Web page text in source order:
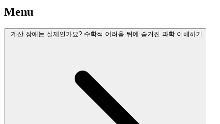
Menu
계산 장애는 실제인가요? 수학적 어려움 뒤에 숨겨진 과학 이해하기